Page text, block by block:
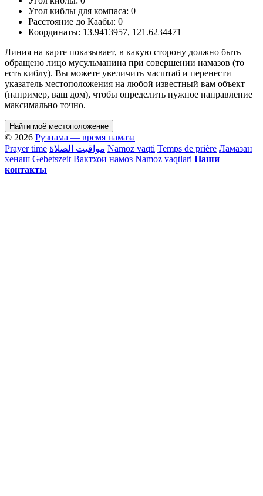
Угол киблы для компаса: 0
Расстояние до Каабы: 0
Координаты: 13.9413957, 121.6234471
Линия на карте показывает, в какую сторону должно быть
обращено лицо мусульманина при совершении намазов (то
есть киблу). Вы можете увеличить масштаб и перенести
указатель местоположения на любой известный вам объект
(например, ваш дом), чтобы определить нужное направление
максимально точно.
Найти моё местоположение
© 2026 Рузнама — время намаза
Prayer time مواقيت الصلاة Namoz vaqti Temps de prière Ламазан
хенаш Gebetszeit Вактхои намоз Namoz vaqtlari Наши
контакты